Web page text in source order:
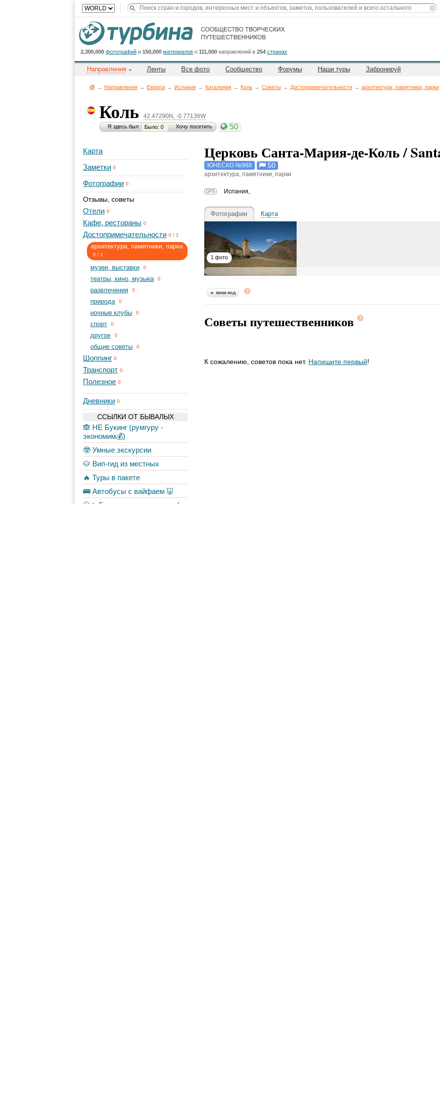
2,300,000 фотографий и 150,000 материалов о 111,000 направлений в 254 странах
Направления Ленты Все фото Сообщество Форумы Наши туры Забронируй
→ Направления → Европа → Испания → Каталония → Коль → Советы → Достопримечательности → архитектура, памятники, парки
Коль 42.47290N, -0.77136W
Я здесь был Было: 0 Хочу посетить 50
Карта
Заметки 0
Фотографии 0
Отзывы, советы
Отели 0
Кафе, рестораны 0
Достопримечательности 0 / 1
архитектура, памятники, парки
0 / 1
музеи, выставки 0
театры, кино, музыка 0
развлечения 0
природа 0
ночные клубы 0
спорт 0
другое 0
общие советы 0
Шоппинг 0
Транспорт 0
Полезное 0
Дневники 0
ССЫЛКИ ОТ БЫВАЛЫХ
🙈 НЕ Букинг (румгуру -
экономим💰)
🤓 Умные экскурсии
🐶 Вип-гид из местных
🔥 Туры в пакете
🚌 Автобусы с вайфаем 🐷
💀✈️ Бессметрное авиасало!
Церковь Санта-Мария-де-Коль /
ЮНЕСКО №988 50
архитектура, памятники, парки
GPS Испания,
Фотографии Карта
1 фото
вики-код
Советы путешественников
К сожалению, советов пока нет. Напишите первый!